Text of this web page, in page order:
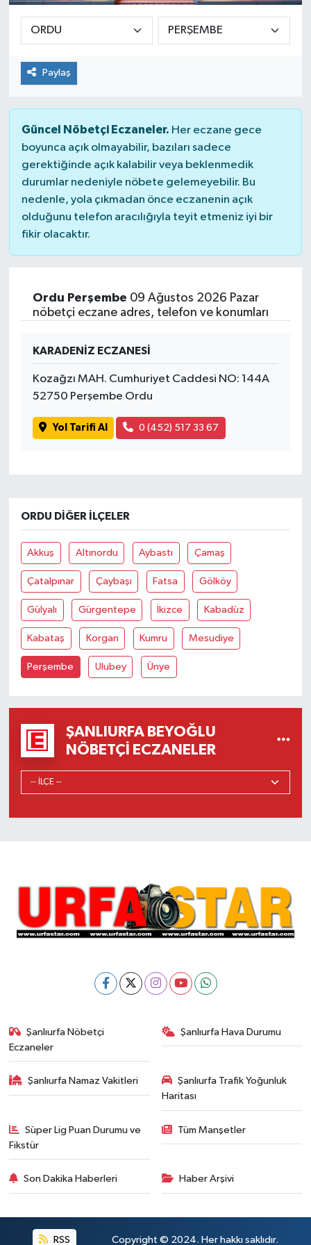
Paylaş
Güncel Nöbetçi Eczaneler. Her eczane gece
boyunca açık olmayabilir, bazıları sadece
gerektiğinde açık kalabilir veya beklenmedik
durumlar nedeniyle nöbete gelemeyebilir. Bu
nedenle, yola çıkmadan önce eczanenin açık
olduğunu telefon aracılığıyla teyit etmeniz iyi bir
fikir olacaktır.
Ordu Perşembe 09 Ağustos 2026 Pazar
nöbetçi eczane adres, telefon ve konumları
KARADENİZ ECZANESİ
Kozağzı MAH. Cumhuriyet Caddesi NO: 144A
52750 Perşembe Ordu
Yol Tarifi Al 0 (452) 517 33 67
ORDU DIĞER İLÇELER
Akkuş Altınordu Aybastı Çamaş
Çatalpınar Çaybaşı Fatsa Gölköy
Gülyalı Gürgentepe İkizce Kabadüz
Kabataş Korgan Kumru Mesudiye
Perşembe Ulubey Ünye
ŞANLIURFA BEYOĞLU
NÖBETÇI ECZANELER
Şanlıurfa Nöbetçi
Eczaneler
Şanlıurfa Hava Durumu
Şanlıurfa Namaz Vakitleri
Şanlıurfa Trafik Yoğunluk
Haritası
Süper Lig Puan Durumu ve
Fikstür
Tüm Manşetler
Son Dakika Haberleri Haber Arşivi
RSS Copyright © 2024. Her hakkı saklıdır.